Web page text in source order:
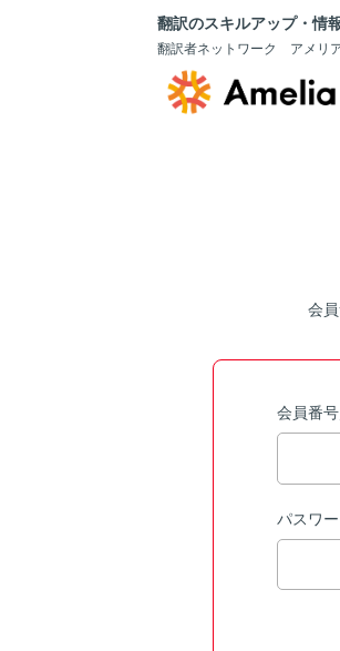
翻訳のスキルアップ・情
翻訳者ネットワーク アメリ
会
会員番
パスワ